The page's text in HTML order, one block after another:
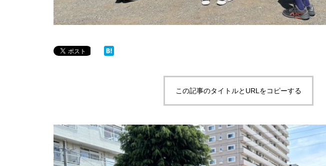
この記事のタイトルとURLをコピーする